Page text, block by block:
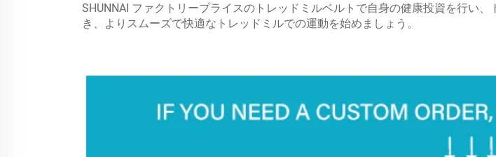
SHUNNAI ファクトリープライスのトレッドミルベルトで自身の健康投資を行い
き、よりスムーズで快適なトレッドミルでの運動を始めましょう。